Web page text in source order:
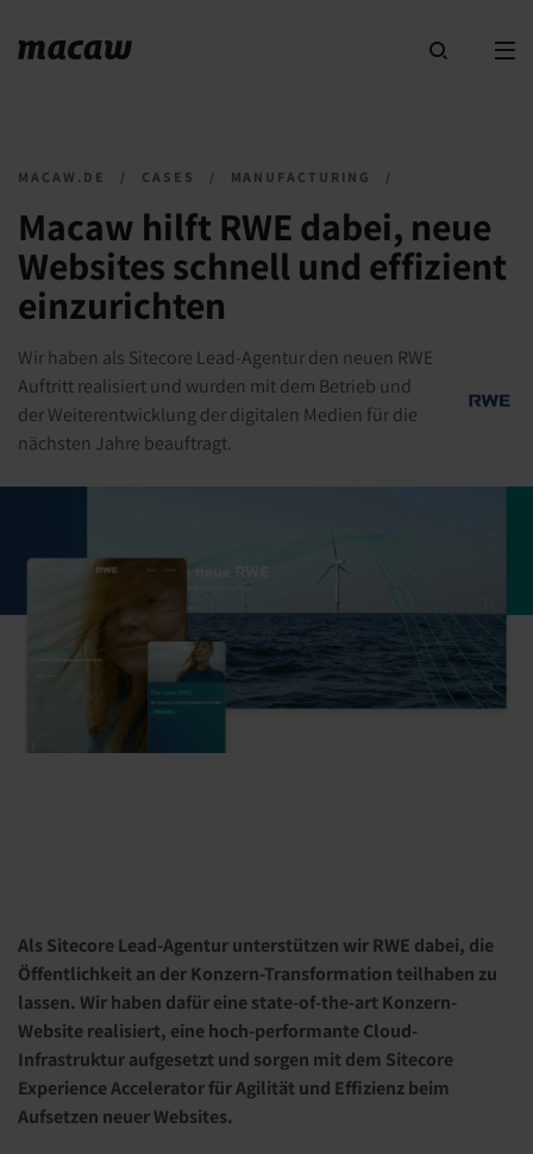
MACAW.DE / CASES / MANUFACTURING /
Macaw hilft RWE dabei, neue
Websites schnell und effizient
einzurichten
Wir haben als Sitecore Lead-Agentur den neuen RWE
Auftritt realisiert und wurden mit dem Betrieb und
der Weiterentwicklung der digitalen Medien für die
nächsten Jahre beauftragt.
Als Sitecore Lead-Agentur unterstützen wir RWE dabei, die
Öffentlichkeit an der Konzern-Transformation teilhaben zu
lassen. Wir haben dafür eine state-of-the-art Konzern-
Website realisiert, eine hoch-performante Cloud-
Infrastruktur aufgesetzt und sorgen mit dem Sitecore
Experience Accelerator für Agilität und Effizienz beim
Aufsetzen neuer Websites.